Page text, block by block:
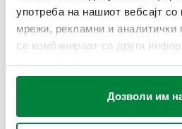
употреба на нашиот вебсајт со
мрежи, рекламни и аналитички
се комбинираат со други
имате обезбедено или кои
вашата употреба на нивните
Дозволи им
Материјал:челик
Среден температурен опсег:
Максимална препорачана
Главно централно растојание: